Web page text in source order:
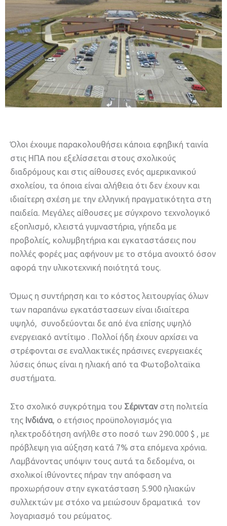
Όλοι έχουμε παρακολουθήσει κάποια εφηβική ταινία
στις ΗΠΑ που εξελίσσεται στους σχολικούς
διαδρόμους και στις αίθουσες ενός αμερικανικού
σχολείου, τα όποια είναι αλήθεια ότι δεν έχουν και
ιδιαίτερη σχέση με την ελληνική πραγματικότητα στη
παιδεία. Μεγάλες αίθουσες με σύγχρονο τεχνολογικό
εξοπλισμό, κλειστά γυμναστήρια, γήπεδα με
προβολείς, κολυμβητήρια και εγκαταστάσεις που
πολλές φορές μας αφήνουν με το στόμα ανοιχτό όσον
αφορά την υλικοτεχνική ποιότητά τους.
Όμως η συντήρηση και το κόστος λειτουργίας όλων
των παραπάνω εγκατάστασεων είναι ιδιαίτερα
υψηλό, συνοδεύονται δε από ένα επίσης υψηλό
ενεργειακό αντίτιμο . Πολλοί ήδη έχουν αρχίσει να
στρέφονται σε εναλλακτικές πράσινες ενεργειακές
λύσεις όπως είναι η ηλιακή από τα Φωτοβολταϊκα
συστήματα.
Στο σχολικό συγκρότημα του Σέριντανστη πολιτεία
της Ινδιάνα, ο ετήσιος προϋπολογισμός για
ηλεκτροδότηση ανήλθε στο ποσό των 290.000 $ , με
πρόβλεψη για αύξηση κατά 7% στα επόμενα χρόνια.
Λαμβάνοντας υπόψιν τους αυτά τα δεδομένα, οι
σχολικοί ιθύνοντες πήραν την απόφαση να
προχωρήσουν στην εγκατάσταση 5.900 ηλιακών
συλλεκτών με στόχο να μειώσουν δραματικά τον
λογαριασμό του ρεύματος.